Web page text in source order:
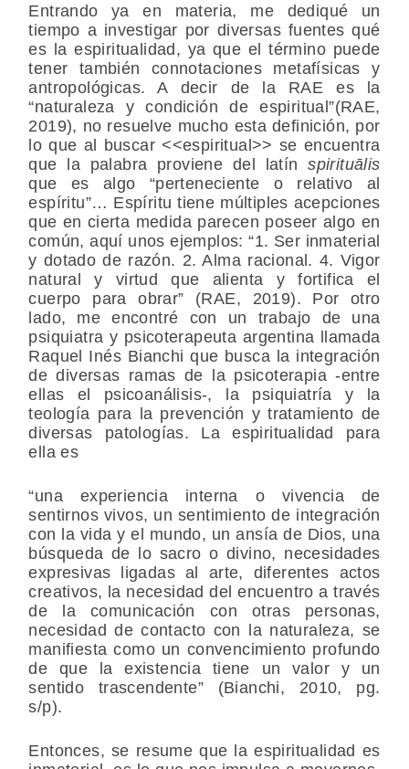
Entrando ya en materia, me dediqué un
tiempo a investigar por diversas fuentes qué
es la espiritualidad, ya que el término puede
tener también connotaciones metafísicas y
antropológicas. A decir de la RAE es la
“naturaleza y condición de espiritual”(RAE,
2019), no resuelve mucho esta definición, por
lo que al buscar <<espiritual>> se encuentra
que la palabra proviene del latínspirituālis
que es algo “perteneciente o relativo al
espíritu”… Espíritu tiene múltiples acepciones
que en cierta medida parecen poseer algo en
común, aquí unos ejemplos: “1. Ser inmaterial
y dotado de razón. 2. Alma racional. 4. Vigor
natural y virtud que alienta y fortifica el
cuerpo para obrar” (RAE, 2019). Por otro
lado, me encontré con un trabajo de una
psiquiatra y psicoterapeuta argentina llamada
Raquel Inés Bianchi que busca la integración
de diversas ramas de la psicoterapia -entre
ellas el psicoanálisis-, la psiquiatría y la
teología para la prevención y tratamiento de
diversas patologías. La espiritualidad para
ella es
“una experiencia interna o vivencia de
sentirnos vivos, un sentimiento de integración
con la vida y el mundo, un ansía de Dios, una
búsqueda de lo sacro o divino, necesidades
expresivas ligadas al arte, diferentes actos
creativos, la necesidad del encuentro a través
de la comunicación con otras personas,
necesidad de contacto con la naturaleza, se
manifiesta como un convencimiento profundo
de que la existencia tiene un valor y un
sentido trascendente” (Bianchi, 2010, pg.
s/p).
Entonces, se resume que la espiritualidad es